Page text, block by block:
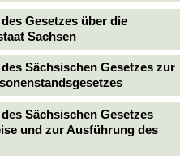
Gesetzes über die
Sachsen
Sächsischen Gesetzes zur
Sächsischen Gesetzes
und zur Ausführung des